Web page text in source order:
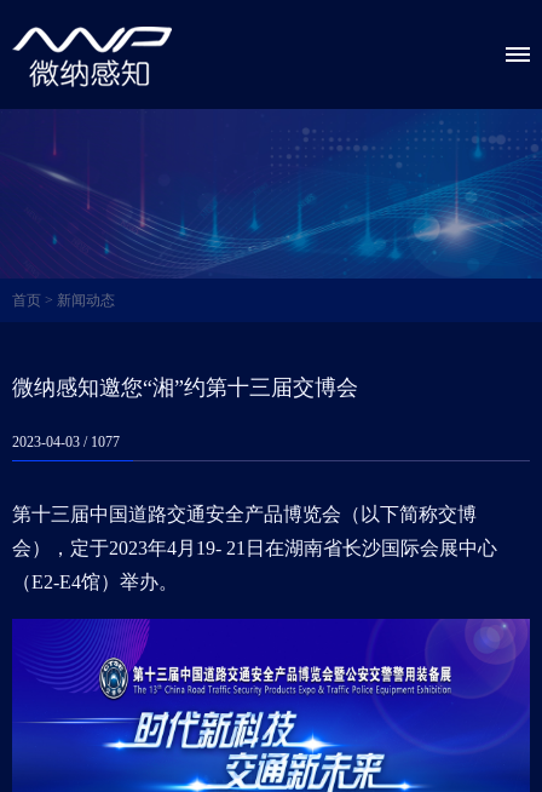
首页 > 新闻动态
微纳感知邀您“湘”约第十三届交博会
2023-04-03 / 1077
第十三届中国道路交通安全产品博览会（以下简称交博
会），定于2023年4月19- 21日在湖南省长沙国际会展中心
（E2-E4馆）举办。